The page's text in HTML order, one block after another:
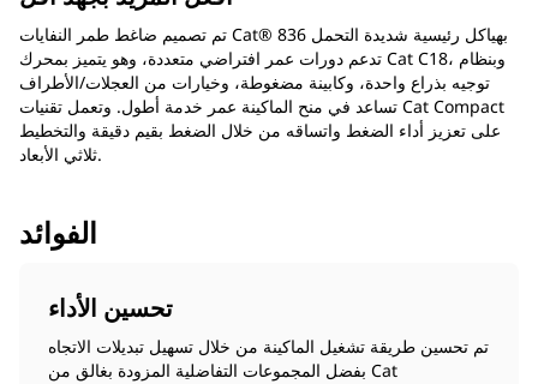
تم تصميم ضاغط طمر النفايات Cat® 836 بهياكل رئيسية شديدة التحمل
تدعم دورات عمر افتراضي متعددة، وهو يتميز بمحرك Cat C18، وبنظام
توجيه بذراع واحدة، وكابينة مضغوطة، وخيارات من العجلات/الأطراف
تساعد في منح الماكينة عمر خدمة أطول. وتعمل تقنيات Cat Compact
على تعزيز أداء الضغط واتساقه من خلال الضغط بقيم دقيقة والتخطيط
ثلاثي الأبعاد.
الفوائد
تحسين الأداء
تم تحسين طريقة تشغيل الماكينة من خلال تسهيل تبديلات الاتجاه
بفضل المجموعات التفاضلية المزودة بغالق من Cat